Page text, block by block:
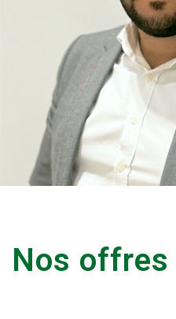
Nos offres